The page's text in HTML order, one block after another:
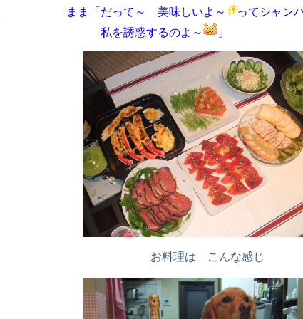
まま「だって～ 美味しいよ～
ってシャン
私を誘惑するのよ～
」
お料理は こんな感じ